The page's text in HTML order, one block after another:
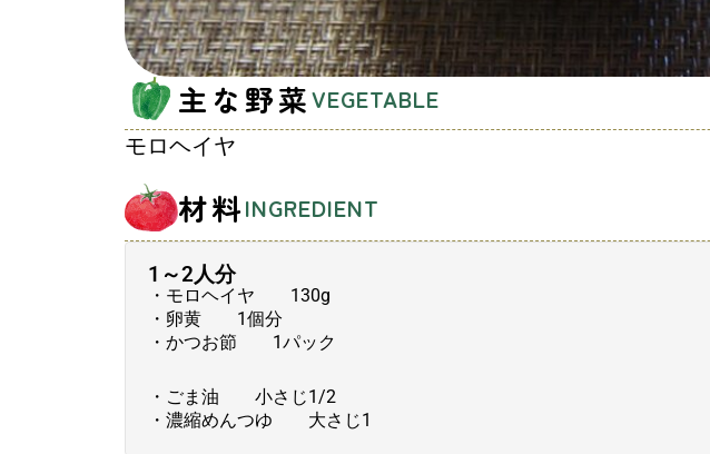
主な野菜VEGETABLE
モロヘイヤ
材料INGREDIENT
1～2人分
・モロヘイヤ 130g
・卵黄 1個分
・かつお節 1パック
・ごま油 小さじ1/2
・濃縮めんつゆ 大さじ1